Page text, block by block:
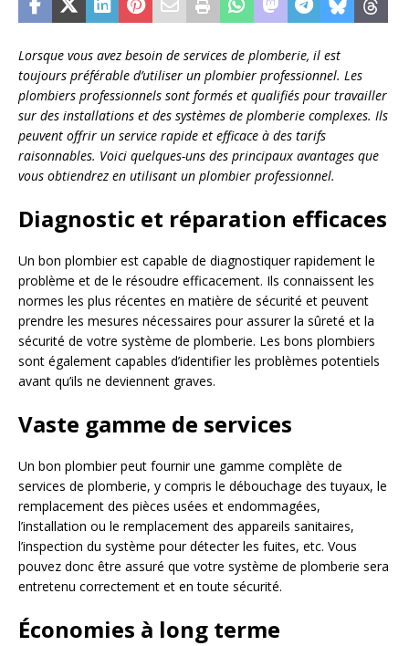
Lorsque vous avez besoin de services de plomberie, il est
toujours préférable d’utiliser un plombier professionnel. Les
plombiers professionnels sont formés et qualifiés pour travailler
sur des installations et des systèmes de plomberie complexes. Ils
peuvent offrir un service rapide et efficace à des tarifs
raisonnables. Voici quelques-uns des principaux avantages que
vous obtiendrez en utilisant un plombier professionnel.
Diagnostic et réparation efficaces
Un bon plombier est capable de diagnostiquer rapidement le
problème et de le résoudre efficacement. Ils connaissent les
normes les plus récentes en matière de sécurité et peuvent
prendre les mesures nécessaires pour assurer la sûreté et la
sécurité de votre système de plomberie. Les bons plombiers
sont également capables d’identifier les problèmes potentiels
avant qu’ils ne deviennent graves.
Vaste gamme de services
Un bon plombier peut fournir une gamme complète de
services de plomberie, y compris le débouchage des tuyaux, le
remplacement des pièces usées et endommagées,
l’installation ou le remplacement des appareils sanitaires,
l’inspection du système pour détecter les fuites, etc. Vous
pouvez donc être assuré que votre système de plomberie sera
entretenu correctement et en toute sécurité.
Économies à long terme